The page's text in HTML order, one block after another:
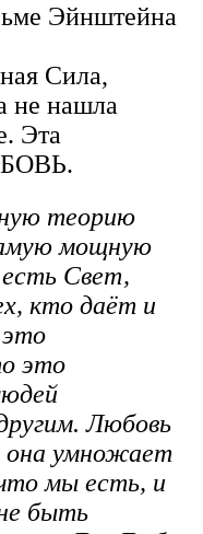
Эйнштейна
Сила,
не нашла
Эта
теорию
мощную
Свет,
кто даёт и
это
Любовь
умножает
мы есть, и
быть